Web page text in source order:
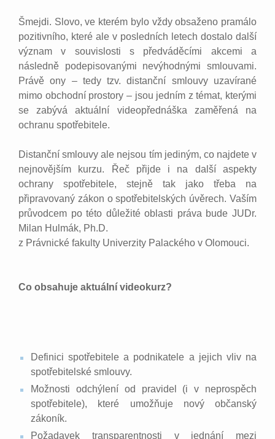
Šmejdi. Slovo, ve kterém bylo vždy obsaženo pramálo
pozitivního, které ale v posledních letech dostalo další
význam v souvislosti s předváděcími akcemi a
následně podepisovanými nevýhodnými smlouvami.
Právě ony – tedy tzv. distanční smlouvy uzavírané
mimo obchodní prostory – jsou jedním z témat, kterými
se zabývá aktuální videopřednáška zaměřená na
ochranu spotřebitele.
Distanční smlouvy ale nejsou tím jediným, co najdete v
nejnovějším kurzu. Řeč přijde i na další aspekty
ochrany spotřebitele, stejně tak jako třeba na
připravovaný zákon o spotřebitelských úvěrech. Vaším
průvodcem po této důležité oblasti práva bude JUDr.
Milan Hulmák, Ph.D.
z Právnické fakulty Univerzity Palackého v Olomouci.
Co obsahuje aktuální videokurz?
Definici spotřebitele a podnikatele a jejich vliv na
spotřebitelské smlouvy.
Možnosti odchýlení od pravidel (i v neprospěch
spotřebitele), které umožňuje nový občanský
zákoník.
Požadavek transparentnosti v jednání mezi